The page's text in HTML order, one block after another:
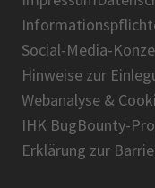
IHK-Magazin
DIHK
AHK
IHK-
Social-Media-
Hinweise zur
Webanalyse &
IHK BugBounty-
Erklärung zur